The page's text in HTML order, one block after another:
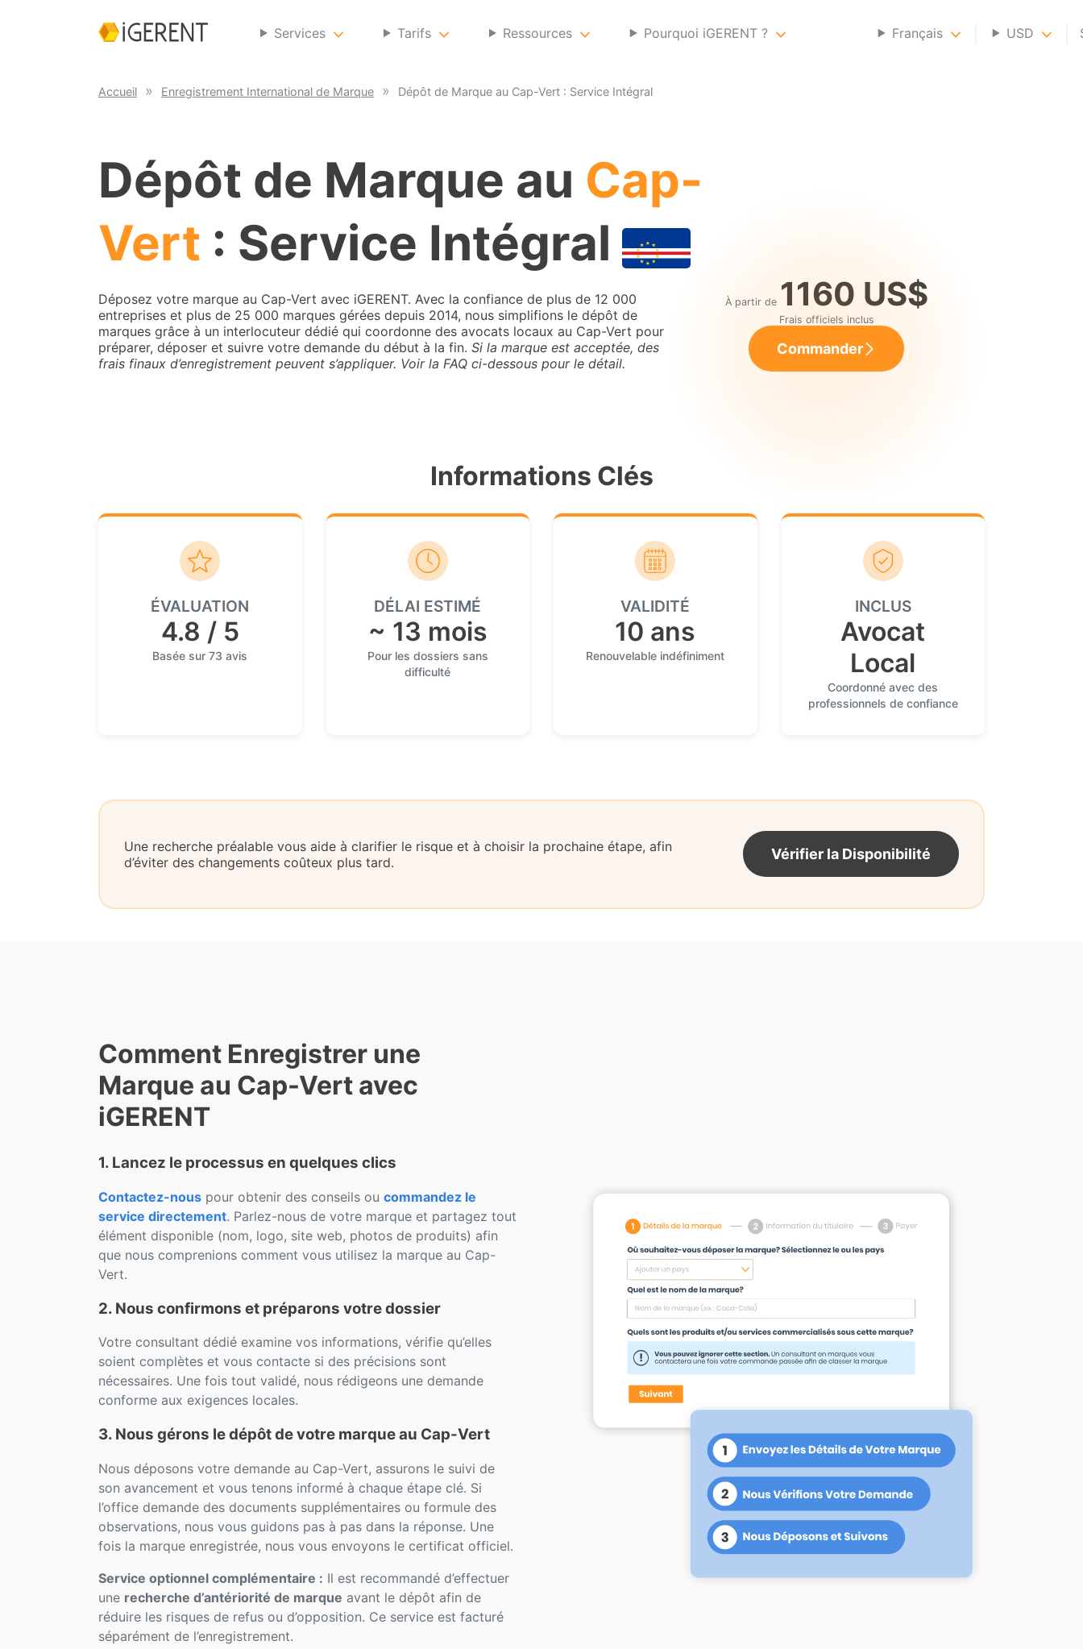
Services Tarifs Ressources Pourquoi iGERENT ? Français USD
Accueil Enregistrement International de Marque Dépôt de Marque au Cap-Vert : Service Intégral
Dépôt de Marque au Cap-
Vert : Service Intégral
Déposez votre marque au Cap-Vert avec iGERENT. Avec la confiance de plus de 12 000
entreprises et plus de 25 000 marques gérées depuis 2014, nous simplifions le dépôt de
marques grâce à un interlocuteur dédié qui coordonne des avocats locaux au Cap-Vert pour
préparer, déposer et suivre votre demande du début à la fin. Si la marque est acceptée, des
frais finaux d’enregistrement peuvent s’appliquer. Voir la FAQ ci-dessous pour le détail.
À partir de 1160 US$
Frais officiels inclus
Commander
Informations Clés
ÉVALUATION
4.8 / 5
Basée sur 73 avis
DÉLAI ESTIMÉ
~ 13 mois
Pour les dossiers sans
difficulté
VALIDITÉ
10 ans
Renouvelable indéfiniment
INCLUS
Avocat
Local
Coordonné avec des
professionnels de confiance
Une recherche préalable vous aide à clarifier le risque et à choisir la prochaine étape, afin
d’éviter des changements coûteux plus tard.
Vérifier la Disponibilité
Comment Enregistrer une
Marque au Cap-Vert avec
iGERENT
1. Lancez le processus en quelques clics
Contactez-nous pour obtenir des conseils ou commandez le
service directement. Parlez-nous de votre marque et partagez tout
élément disponible (nom, logo, site web, photos de produits) afin
que nous comprenions comment vous utilisez la marque au Cap-
Vert.
2. Nous confirmons et préparons votre dossier
Votre consultant dédié examine vos informations, vérifie qu’elles
soient complètes et vous contacte si des précisions sont
nécessaires. Une fois tout validé, nous rédigeons une demande
conforme aux exigences locales.
3. Nous gérons le dépôt de votre marque au Cap-Vert
Nous déposons votre demande au Cap-Vert, assurons le suivi de
son avancement et vous tenons informé à chaque étape clé. Si
l’office demande des documents supplémentaires ou formule des
observations, nous vous guidons pas à pas dans la réponse. Une
fois la marque enregistrée, nous vous envoyons le certificat officiel.
Service optionnel complémentaire : Il est recommandé d’effectuer
une recherche d’antériorité de marque avant le dépôt afin de
réduire les risques de refus ou d’opposition. Ce service est facturé
séparément de l’enregistrement.